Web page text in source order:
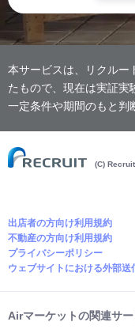
本サービスは、リクルー
たもので、現在は実証実
一定条件や期間のもと判
(C)
出店者の方向け利用規約
不動産の方向け利用規約
プライバシーポリシー
ウェブサイトにおける外部送
Airマーケットの関連サー